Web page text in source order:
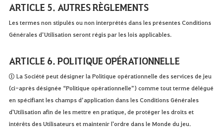
ARTICLE 5. AUTRES RÈGLEMENTS
Les termes non stipulés ou non interprétés dans les présentes Conditions
Générales d’Utilisation seront régis par les lois applicables.
ARTICLE 6. POLITIQUE OPÉRATIONNELLE
① La Société peut désigner la Politique opérationnelle des services de jeu
(ci-après désignée “Politique opérationnelle”) comme tout terme délégué
en spécifiant les champs d’application dans les Conditions Générales
d'Utilisation afin de les mettre en pratique, de protéger les droits et
intérêts des Utilisateurs et maintenir l'ordre dans le Monde du jeu.